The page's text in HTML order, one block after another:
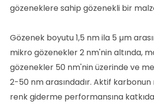
gözeneklere sahip gözenekli bir
Gözenek boyutu 1,5 nm ila 5 µm
mikro gözenekler 2 nm'nin altında,
gözenekler 50 nm'nin üzerinde ve
2-50 nm arasındadır. Aktif
renk giderme performansına